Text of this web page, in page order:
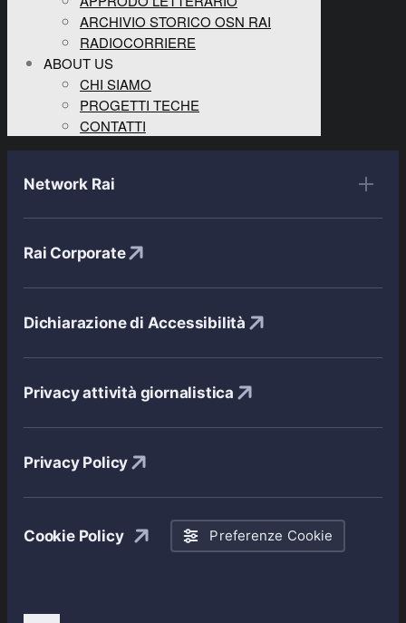
ARCHIVIO STORICO OSN RAI
RADIOCORRIERE
ABOUT US
CHI SIAMO
PROGETTI TECHE
CONTATTI